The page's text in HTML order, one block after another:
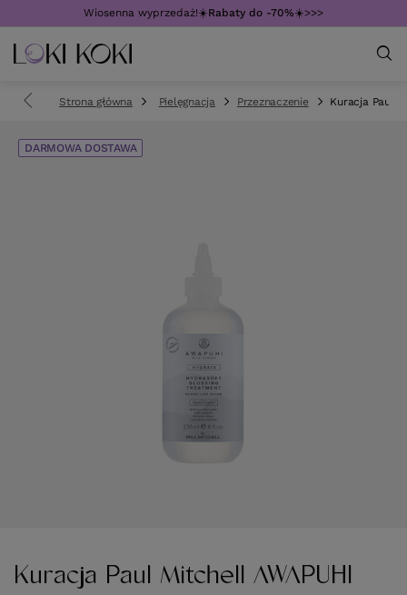
Wiosenna wyprzedaż!☀️Rabaty do -70%☀️>>>
Strona główna Pielęgnacja Przeznaczenie Kuracja Paul
DARMOWA DOSTAWA
Kuracja Paul Mitchell AWAPUHI